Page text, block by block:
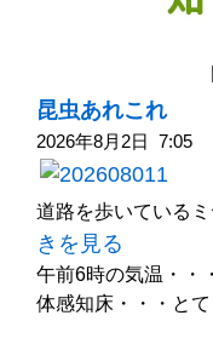
|
昆虫あれこれ
2026年8月2日 7:05
道路を歩いている
きを見る
午前6時の気温・・
体感知床・・・と